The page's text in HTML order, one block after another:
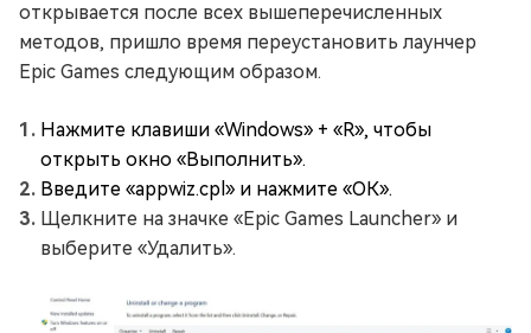
открывается после всех вышеперечисленных
методов, пришло время переустановить лаунчер
Epic Games следующим образом.
Нажмите клавиши «Windows» + «R», чтобы
открыть окно «Выполнить».
Введите «appwiz.cpl» и нажмите «ОК».
Щелкните на значке «Epic Games Launcher» и
выберите «Удалить».